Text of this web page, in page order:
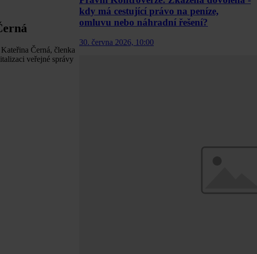
Černá, členka
veřejné správy
kdy má cestující právo na peníze,
omluvu nebo náhradní řešení?
30. června 2026, 10:00